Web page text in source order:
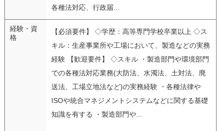
各種法対応、行政届...
経験・資
格
【必須要件】 ◇学歴：高等専門学校卒業以上 ◇ス
キル：生産事業所や工場において、製造などの実務
経験 【歓迎要件】 ◇スキル ・製造部門や環境部門
での各種法対応業務(大防法、水濁法、土対法、廃
送法、工場立地法など)の実務経験 ・各種法律や
ISOや統合マネジメントシステムなどに関する基礎
知識を有する ・製造部門や...